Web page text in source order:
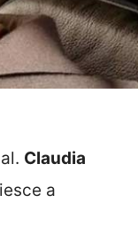
Claudia
a